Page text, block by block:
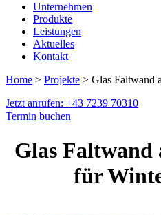
Unternehmen
Produkte
Leistungen
Aktuelles
Kontakt
Home > Projekte > Glas Faltwand
Jetzt anrufen: +43 7239 70310
Termin buchen
Glas Faltwand
für